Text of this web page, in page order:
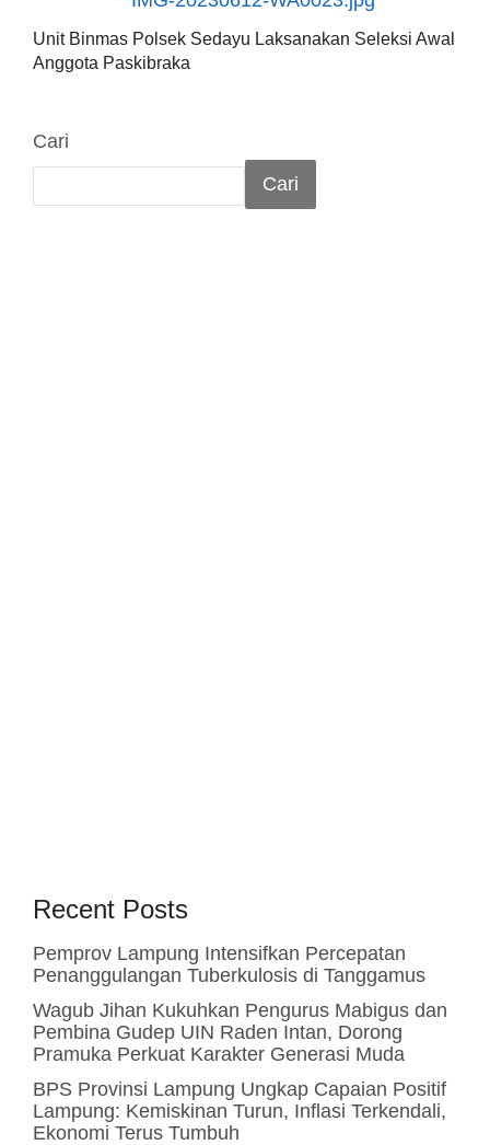
Unit Binmas Polsek Sedayu Laksanakan Seleksi Awal
Anggota Paskibraka
Cari
Cari
Recent Posts
Pemprov Lampung Intensifkan Percepatan
Penanggulangan Tuberkulosis di Tanggamus
Wagub Jihan Kukuhkan Pengurus Mabigus dan
Pembina Gudep UIN Raden Intan, Dorong
Pramuka Perkuat Karakter Generasi Muda
BPS Provinsi Lampung Ungkap Capaian Positif
Lampung: Kemiskinan Turun, Inflasi Terkendali,
Ekonomi Terus Tumbuh